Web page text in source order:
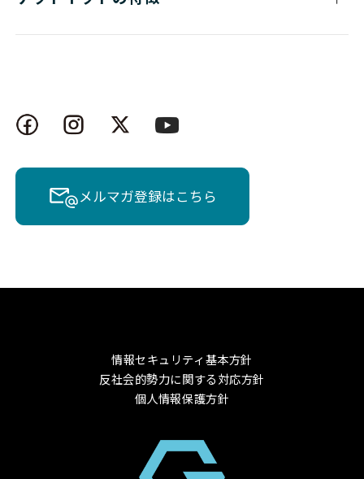
メルマガ登録はこちら
情報セキュリティ基本方針
反社会的勢力に関する対応方針
個人情報保護方針